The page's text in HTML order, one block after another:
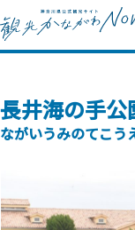
長井海の手
ながいうみのてこう